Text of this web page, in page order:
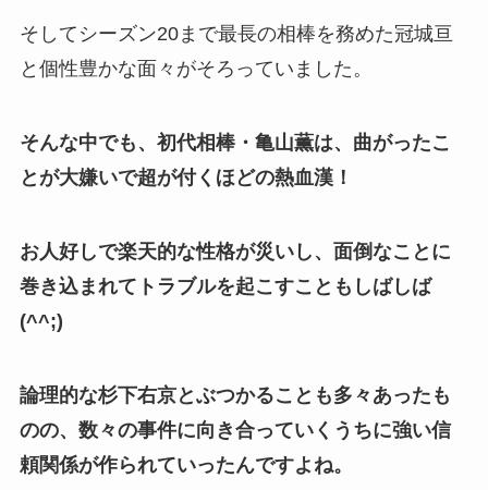
そしてシーズン20まで最長の相棒を務めた冠城亘
と個性豊かな面々がそろっていました。
そんな中でも、初代相棒・亀山薫は、曲がったこ
とが大嫌いで超が付くほどの熱血漢！
お人好しで楽天的な性格が災いし、面倒なことに
巻き込まれてトラブルを起こすこともしばしば
(^^;)
論理的な杉下右京とぶつかることも多々あったも
のの、数々の事件に向き合っていくうちに強い信
頼関係が作られていったんですよね。